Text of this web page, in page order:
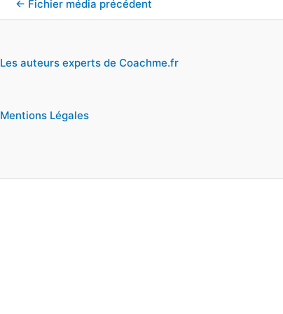
← Fichier média précédent
Les auteurs experts de Coachme.fr
Mentions Légales